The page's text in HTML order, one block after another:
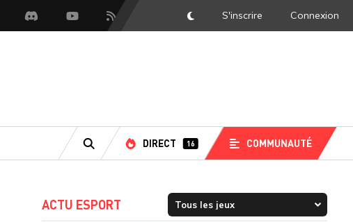
Discord YoutubeFlux RSS DarkMode
S'inscrire Connexion
RECHERCHE
DIRECT 16 COMMUNAUTÉ
ACTU ESPORT